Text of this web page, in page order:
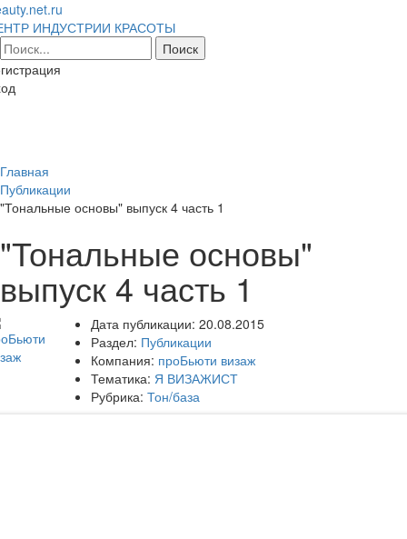
ИНДУСТРИИ КРАСОТЫ
Главная
Публикации
"Тональные основы" выпуск 4 часть 1
"Тональные основы"
выпуск 4 часть 1
Дата публикации: 20.08.2015
Раздел: Публикации
Компания: проБьюти визаж
Тематика: Я ВИЗАЖИСТ
Рубрика: Тон/база